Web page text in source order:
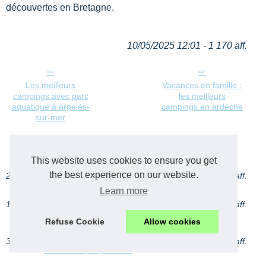
This website uses cookies to ensure you get
the best experience on our website.
Learn more
Refuse Cookie Allow cookies
découvertes en Bretagne.
10/05/2025 12:01 - 1 170 aff.
Les meilleurs
campings avec parc
aquatique à argelès-
sur-mer
Vacances en famille :
les meilleurs
campings en ardèche
22/5/2026
Top 4 des campings avec piscine chauffee
343 aff.
13/5/2026
limpides, activités nautiques avec ciela
village
428 aff.
30/3/2026 600 aff.